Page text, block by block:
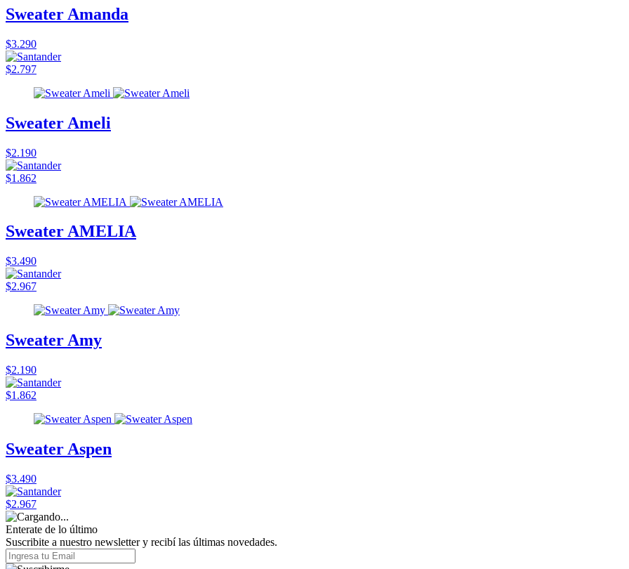
Sweater Amanda
$3.290
$2.797
Sweater Ameli
$2.190
$1.862
Sweater AMELIA
$3.490
$2.967
Sweater Amy
$2.190
$1.862
Sweater Aspen
$3.490
$2.967
Enterate de lo último
Suscribite a nuestro newsletter y recibí las últimas novedades.